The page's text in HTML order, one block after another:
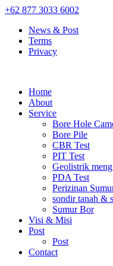
+62 877 3033 6002
News & Post
Terms
Privacy
Home
About
Service
Bore Hole
Bore Pile
CBR Test
PIT Test
Geolistrik
PDA Test
Perizinan
sondir tanah &
Sumur Bor
Visi & Misi
Post
Post
Contact